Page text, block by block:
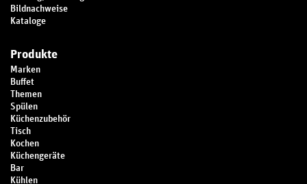
Bildnachweise
Kataloge
Produkte
Marken
Buffet
Themen
Spülen
Küchenzubehör
Tisch
Kochen
Küchengeräte
Bar
Kühlen